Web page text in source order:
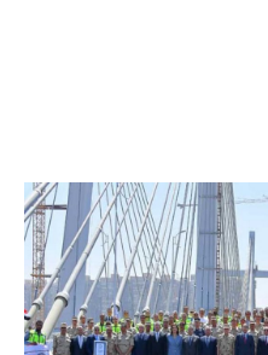
يفتتح محور روض الفرج
مصر